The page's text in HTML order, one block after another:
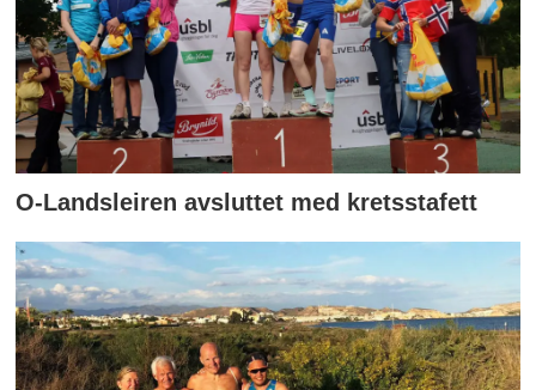
O-Landsleiren avsluttet med kretsstafett